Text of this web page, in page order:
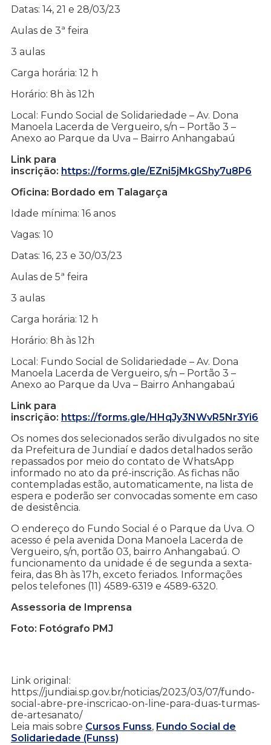
Datas: 14, 21 e 28/03/23
Aulas de 3ª feira
3 aulas
Carga horária: 12 h
Horário: 8h às 12h
Local: Fundo Social de Solidariedade – Av. Dona
Manoela Lacerda de Vergueiro, s/n – Portão 3 –
Anexo ao Parque da Uva – Bairro Anhangabaú
Link para
inscrição: https://forms.gle/EZni5jMkGShy7u8P6
Oficina: Bordado em Talagarça
Idade mínima: 16 anos
Vagas: 10
Datas: 16, 23 e 30/03/23
Aulas de 5ª feira
3 aulas
Carga horária: 12 h
Horário: 8h às 12h
Local: Fundo Social de Solidariedade – Av. Dona
Manoela Lacerda de Vergueiro, s/n – Portão 3 –
Anexo ao Parque da Uva – Bairro Anhangabaú
Link para
inscrição: https://forms.gle/HHqJy3NWvR5Nr3Yi6
Os nomes dos selecionados serão divulgados no site
da Prefeitura de Jundiaí e dados detalhados serão
repassados por meio do contato de WhatsApp
informado no ato da pré-inscrição. As fichas não
contempladas estão, automaticamente, na lista de
espera e poderão ser convocadas somente em caso
de desistência.
O endereço do Fundo Social é o Parque da Uva. O
acesso é pela avenida Dona Manoela Lacerda de
Vergueiro, s/n, portão 03, bairro Anhangabaú. O
funcionamento da unidade é de segunda a sexta-
feira, das 8h às 17h, exceto feriados. Informações
pelos telefones (11) 4589-6319 e 4589-6320.
Assessoria de Imprensa
Foto: Fotógrafo PMJ
Link original:
https://jundiai.sp.gov.br/noticias/2023/03/07/fundo-
social-abre-pre-inscricao-on-line-para-duas-turmas-
de-artesanato/
Leia mais sobre Cursos Funss, Fundo Social de
Solidariedade (Funss)